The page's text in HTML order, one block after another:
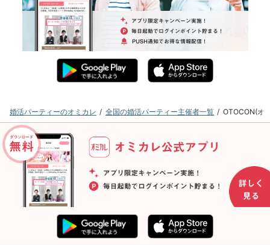
婚活パーティーのオミカレ 全国の婚活パーティー主催者一覧 OTOCON(オ